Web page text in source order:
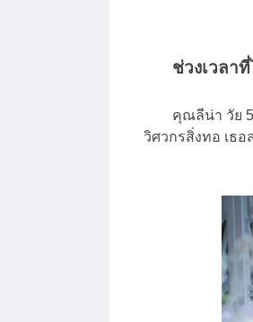
ช่วงเวลา
คุณลีน่า วัย 52
วิศวกรสิ่งทอ เธ